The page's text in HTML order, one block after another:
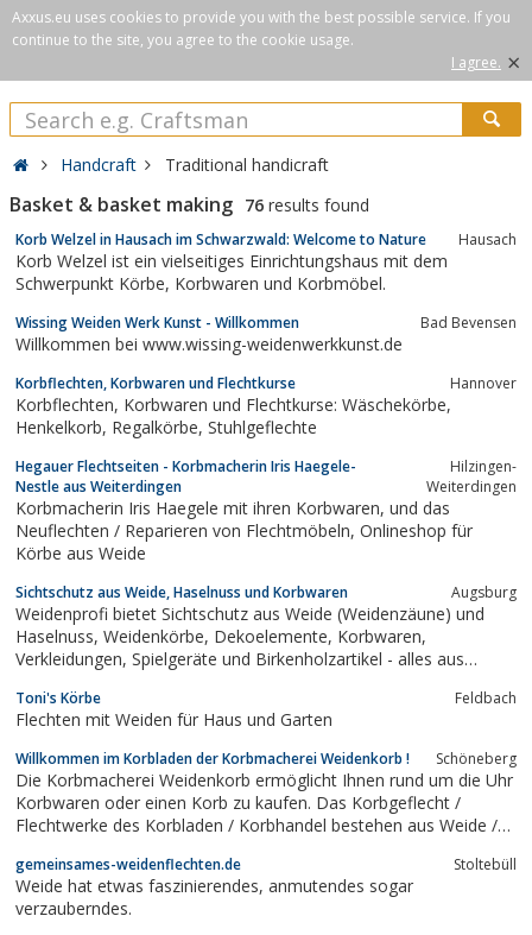
Axxus.eu uses cookies to provide you with the best possible service. If you
continue to the site, you agree to the cookie usage.
I agree. ×
Handcraft Traditional handicraft
Basket & basket making 76 results found
Korb Welzel in Hausach im Schwarzwald: Welcome to Nature Hausach
Korb Welzel ist ein vielseitiges Einrichtungshaus mit dem
Schwerpunkt Körbe, Korbwaren und Korbmöbel.
Wissing Weiden Werk Kunst - Willkommen Bad Bevensen
Willkommen bei www.wissing-weidenwerkkunst.de
Korbflechten, Korbwaren und Flechtkurse Hannover
Korbflechten, Korbwaren und Flechtkurse: Wäschekörbe,
Henkelkorb, Regalkörbe, Stuhlgeflechte
Hegauer Flechtseiten - Korbmacherin Iris Haegele-
Nestle aus Weiterdingen
Hilzingen-
Weiterdingen
Korbmacherin Iris Haegele mit ihren Korbwaren, und das
Neuflechten / Reparieren von Flechtmöbeln, Onlineshop für
Körbe aus Weide
Sichtschutz aus Weide, Haselnuss und Korbwaren Augsburg
Weidenprofi bietet Sichtschutz aus Weide (Weidenzäune) und
Haselnuss, Weidenkörbe, Dekoelemente, Korbwaren,
Verkleidungen, Spielgeräte und Birkenholzartikel - alles aus
Handarbeit, ohne künstliche Zusätze oder chemische
Behandlung
Toni's Körbe Feldbach
Flechten mit Weiden für Haus und Garten
Willkommen im Korbladen der Korbmacherei Weidenkorb ! Schöneberg
Die Korbmacherei Weidenkorb ermöglicht Ihnen rund um die Uhr
Korbwaren oder einen Korb zu kaufen. Das Korbgeflecht /
Flechtwerke des Korbladen / Korbhandel bestehen aus Weide /
gemeinsames-weidenflechten.de Stoltebüll
Weide hat etwas faszinierendes, anmutendes sogar
verzauberndes.